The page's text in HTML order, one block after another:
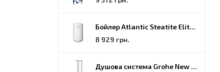
Бойлер Atlantic Steatite Elite VM 080 D400 2 BC, 80 (851188)
8 929 грн.
Душова система Grohe New Tempesta Cosmopolitan (27922000)